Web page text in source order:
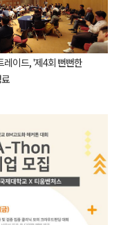
레이드, '제4회 뻔뻔한